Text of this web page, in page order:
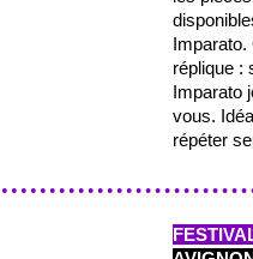
Imparato.
réplique :
Imparato
vous.
répéter